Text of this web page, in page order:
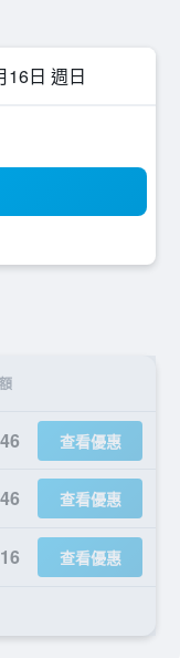
16日 週日
查看優惠
查看優惠
查看優惠